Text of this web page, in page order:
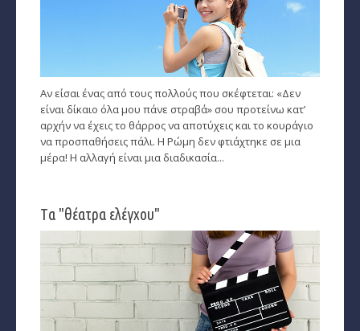
Ινδιάνικο Ωροσκόπιο
Κέλτικο Ωροσκόπιο
Κινέζικο Ωροσκόπιο
Εύρεση Ωροσκόπου
Αστρολογικός Χάρτης
Αν είσαι ένας από τους πολλούς που σκέφτεται: «Δεν
είναι δίκαιο όλα μου πάνε στραβά» σου προτείνω κατ’
αρχήν να έχεις το θάρρος να αποτύχεις και το κουράγιο
να προσπαθήσεις πάλι. Η Ρώμη δεν φτιάχτηκε σε μια
μέρα! Η αλλαγή είναι μια διαδικασία...
Tα "θέατρα ελέγχου"